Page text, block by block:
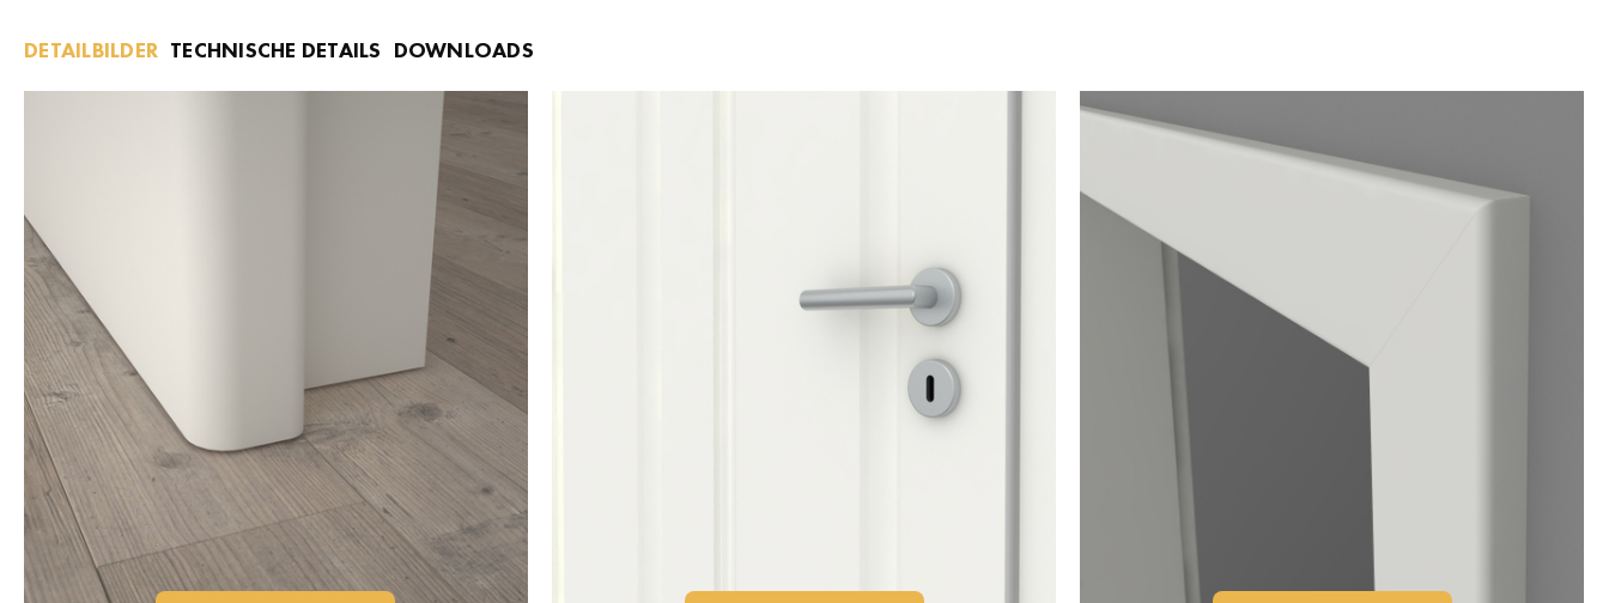
DETAILBILDER TECHNISCHE DETAILS DOWNLOADS